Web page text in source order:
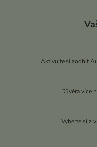
Aktivujte si zoohit
Důvěra více
Vyberte si z